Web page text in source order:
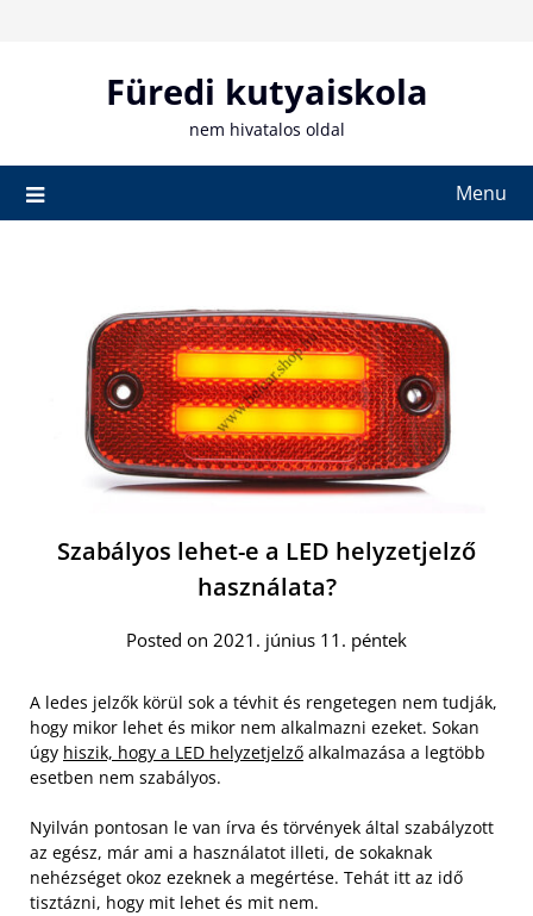
Füredi kutyaiskola
nem hivatalos oldal
Menu
Szabályos lehet-e a LED helyzetjelző
használata?
Posted on 2021. június 11. péntek
A ledes jelzők körül sok a tévhit és rengetegen nem tudják,
hogy mikor lehet és mikor nem alkalmazni ezeket. Sokan
úgy hiszik, hogy a LED helyzetjelző alkalmazása a legtöbb
esetben nem szabályos.
Nyilván pontosan le van írva és törvények által szabályzott
az egész, már ami a használatot illeti, de sokaknak
nehézséget okoz ezeknek a megértése. Tehát itt az idő
tisztázni, hogy mit lehet és mit nem.